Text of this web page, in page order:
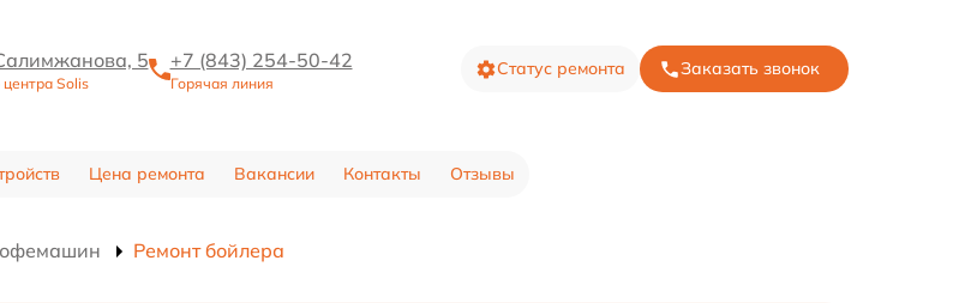
5
Solis
+7 (843) 254-50-42
Горячая линия
Статус ремонта Заказать звонок
Цена ремонта Вакансии Контакты Отзывы
Ремонт бойлера